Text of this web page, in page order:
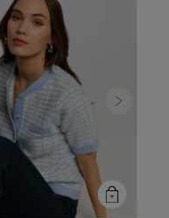
Next